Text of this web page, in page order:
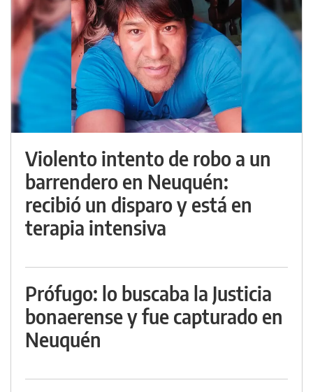
Violento intento de robo a un
barrendero en Neuquén:
recibió un disparo y está en
terapia intensiva
Prófugo: lo buscaba la Justicia
bonaerense y fue capturado en
Neuquén